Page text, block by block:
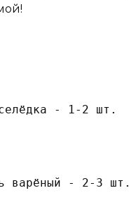
- 1-2 шт.
варёный - 2-3 шт.